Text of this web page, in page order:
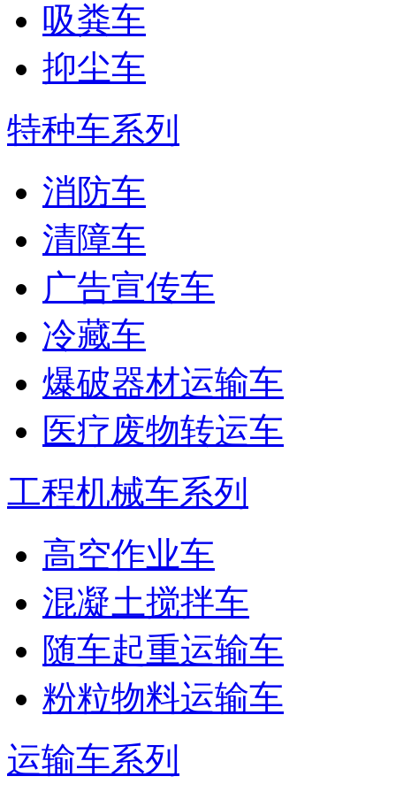
吸粪车
抑尘车
特种车系列
消防车
清障车
广告宣传车
冷藏车
爆破器材运输车
医疗废物转运车
工程机械车系列
高空作业车
混凝土搅拌车
随车起重运输车
粉粒物料运输车
运输车系列